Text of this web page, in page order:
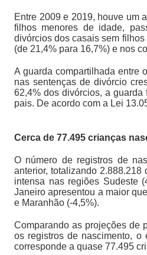
Entre 2009 e 2019, houve um
filhos menores de idade,
divórcios dos casais sem
(de 21,4% para 16,7%) e nos
A guarda compartilhada entre
nas sentenças de divórcio
62,4% dos divórcios, a
pais. De acordo com a Lei
Cerca de 77.495 crianças
O número de registros de
anterior, totalizando
intensa nas regiões Sudeste
Janeiro apresentou a maior
e Maranhão (-4,5%).
Comparando as projeções de
os registros de nascimento, o
corresponde a quase 77.495